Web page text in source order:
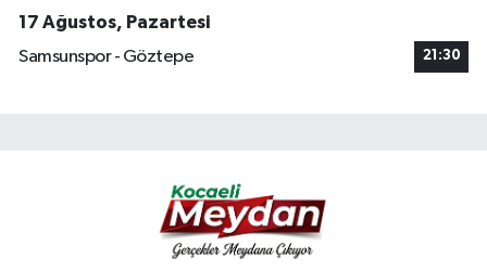
17 Ağustos, Pazartesi
Samsunspor - Göztepe
21:30